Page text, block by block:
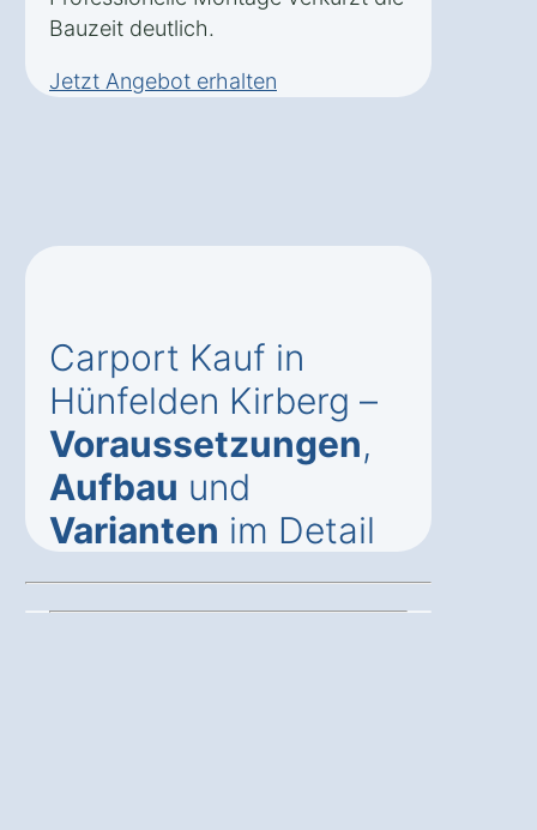
Bauzeit deutlich.
Jetzt Angebot erhalten
Carport Kauf in
Hünfelden Kirberg –
Voraussetzungen,
Aufbau und
Varianten im Detail